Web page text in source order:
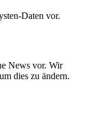
Daten vor.
News vor. Wir
dies zu ändern.